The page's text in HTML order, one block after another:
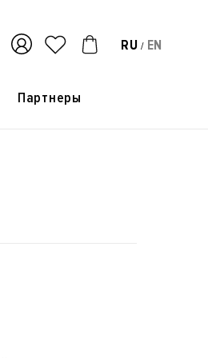
RU / EN
Партнеры